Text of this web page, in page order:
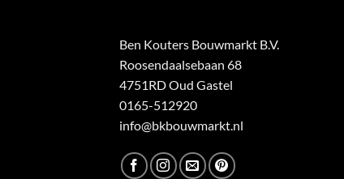
Ben Kouters Bouwmarkt B.V.
Roosendaalsebaan 68
4751RD Oud Gastel
0165-512920
info@bkbouwmarkt.nl